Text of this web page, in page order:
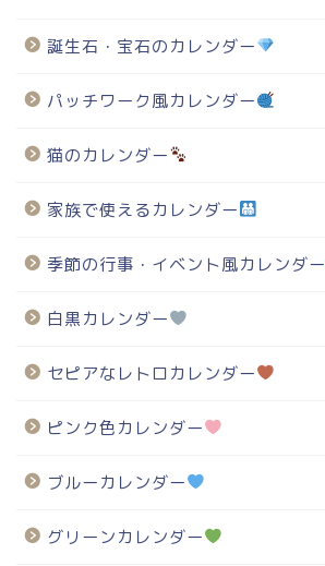
誕生石・宝石のカレンダー
パッチワーク風カレンダー
猫のカレンダー
家族で使えるカレンダー
季節の行事・イベント風カレンダー
白黒カレンダー
セピアなレトロカレンダー
ピンク色カレンダー
ブルーカレンダー
グリーンカレンダー